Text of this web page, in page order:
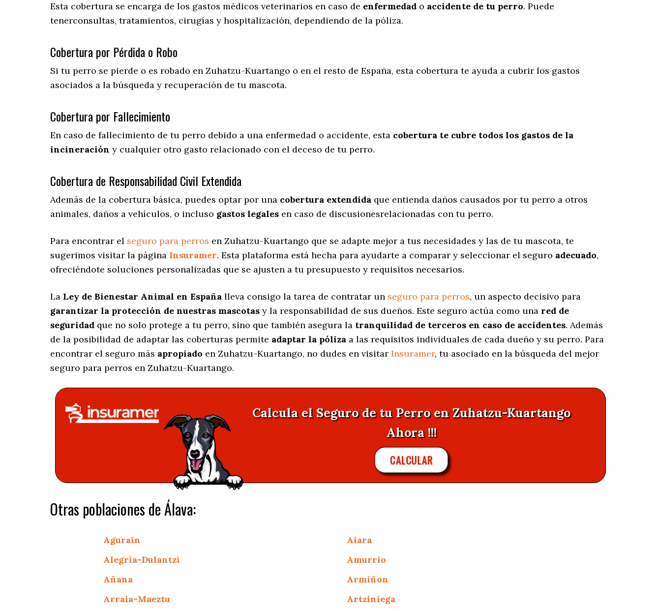
Esta cobertura se encarga de los gastos médicos veterinarios en caso de enfermedad o accidente de tu perro. Puede
tenerconsultas, tratamientos, cirugías y hospitalización, dependiendo de la póliza.
Cobertura por Pérdida o Robo
Si tu perro se pierde o es robado en Zuhatzu-Kuartango o en el resto de España, esta cobertura te ayuda a cubrir los gastos
asociados a la búsqueda y recuperación de tu mascota.
Cobertura por Fallecimiento
En caso de fallecimiento de tu perro debido a una enfermedad o accidente, esta cobertura te cubre todos los gastos de la
incineración y cualquier otro gasto relacionado con el deceso de tu perro.
Cobertura de Responsabilidad Civil Extendida
Además de la cobertura básica, puedes optar por una cobertura extendida que entienda daños causados por tu perro a otros
animales, daños a vehículos, o incluso gastos legales en caso de discusionesrelacionadas con tu perro.
Para encontrar el seguro para perros en Zuhatzu-Kuartango que se adapte mejor a tus necesidades y las de tu mascota, te
sugerimos visitar la página Insuramer. Esta plataforma está hecha para ayudarte a comparar y seleccionar el seguro adecuado,
ofreciéndote soluciones personalizadas que se ajusten a tu presupuesto y requisitos necesarios.
La Ley de Bienestar Animal en España lleva consigo la tarea de contratar un seguro para perros, un aspecto decisivo para
garantizar la protección de nuestras mascotas y la responsabilidad de sus dueños. Este seguro actúa como una red de
seguridad que no solo protege a tu perro, sino que también asegura la tranquilidad de terceros en caso de accidentes. Además
de la posibilidad de adaptar las coberturas permite adaptar la póliza a las requisitos individuales de cada dueño y su perro. Para
encontrar el seguro más apropiado en Zuhatzu-Kuartango, no dudes en visitar Insuramer, tu asociado en la búsqueda del mejor
seguro para perros en Zuhatzu-Kuartango.
Calcula el Seguro de tu Perro en Zuhatzu-Kuartango
Ahora !!!
CALCULAR
Otras poblaciones de Álava:
Agurain
Aiara
Alegría-Dulantzi
Amurrio
Añana
Armiñon
Arraia-Maeztu
Artziniega